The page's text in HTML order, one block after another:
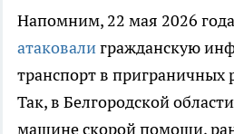
Напомним, 22 мая 2026 года
атаковалигражданскую
транспорт в приграничных
Так, в Белгородской
машине скорой помощи,